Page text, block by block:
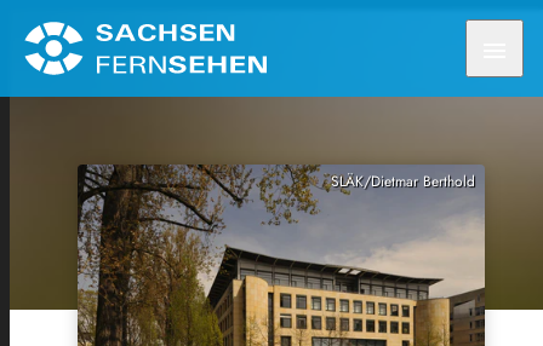
SLÄK/Dietmar Berthold